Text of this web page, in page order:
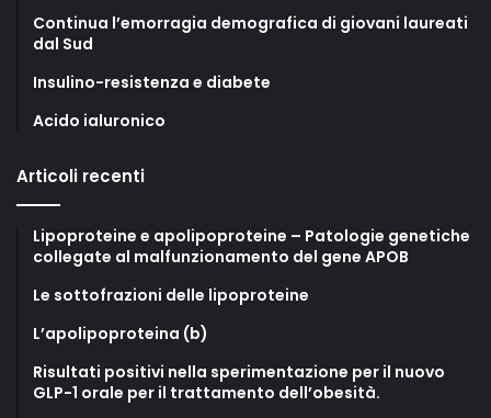
Continua l’emorragia demografica di giovani laureati
dal Sud
Insulino-resistenza e diabete
Acido ialuronico
Articoli recenti
Lipoproteine e apolipoproteine – Patologie genetiche
collegate al malfunzionamento del gene APOB
Le sottofrazioni delle lipoproteine
L’apolipoproteina (b)
Risultati positivi nella sperimentazione per il nuovo
GLP-1 orale per il trattamento dell’obesità.